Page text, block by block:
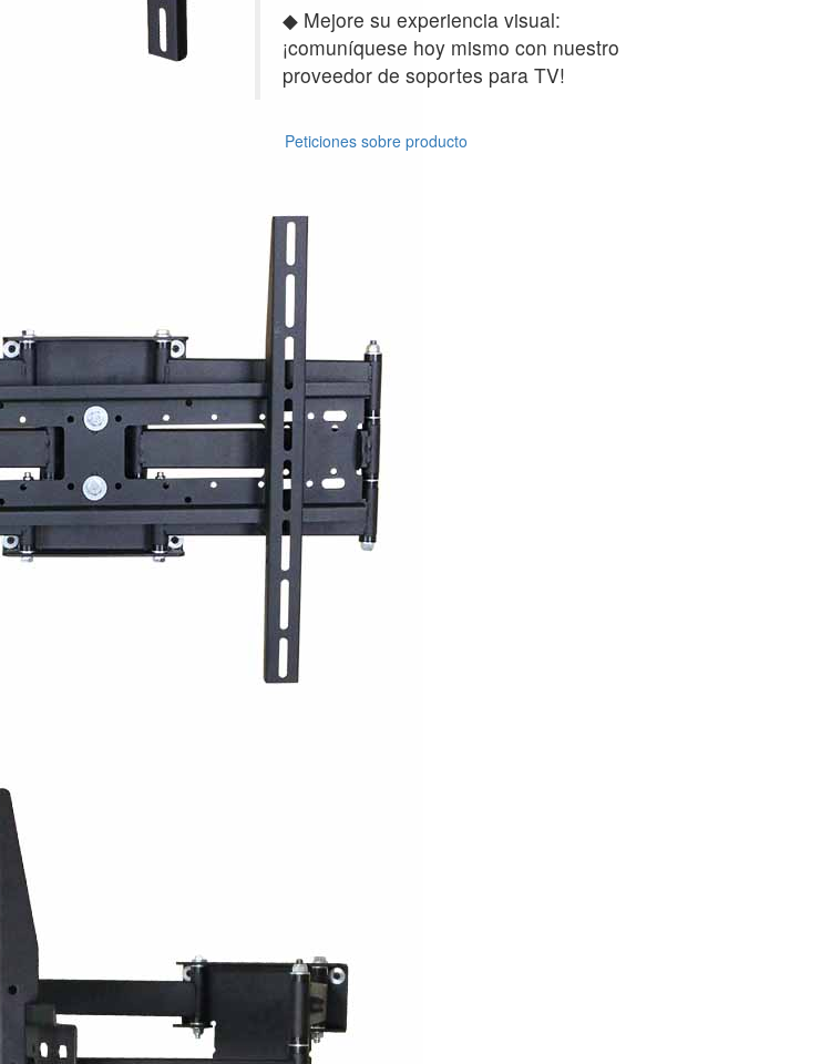
◆ Mejore su experiencia visual:
¡comuníquese hoy mismo con nuestro
proveedor de soportes para TV!
Peticiones sobre producto